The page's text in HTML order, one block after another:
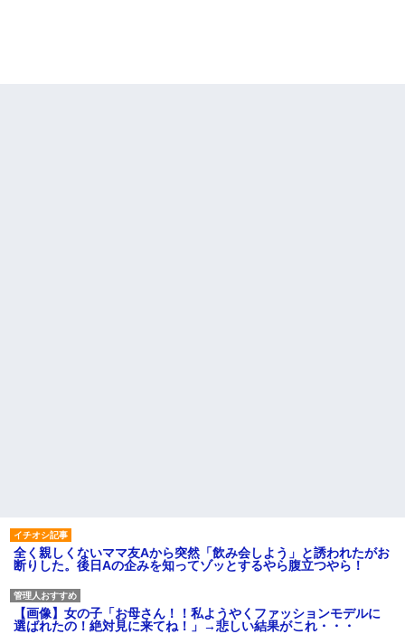
全く親しくないママ友Aから突然「飲み会しよう」と誘われたがお
断りした。後日Aの企みを知ってゾッとするやら腹立つやら！
【画像】女の子「お母さん！！私ようやくファッションモデルに
選ばれたの！絶対見に来てね！」→悲しい結果がこれ・・・